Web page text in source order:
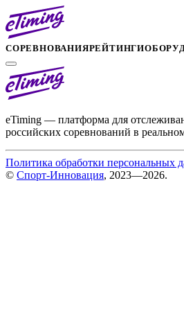
СОРЕВНОВАНИЯРЕЙТИНГИ
eTiming — платформа для
российских соревнований в
Политика обработки персональных
© Спорт-Инновация, 2023—2026.